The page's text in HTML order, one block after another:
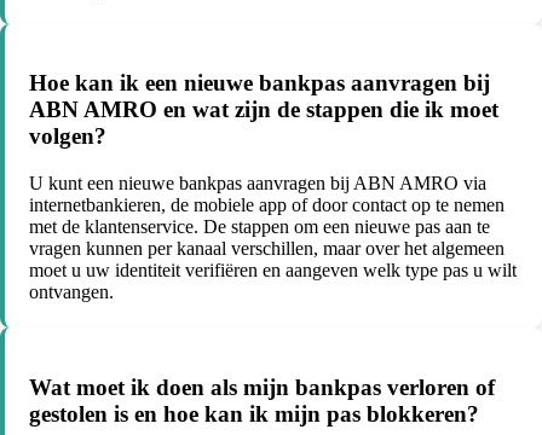
Hoe kan ik een nieuwe bankpas aanvragen bij
ABN AMRO en wat zijn de stappen die ik moet
volgen?
U kunt een nieuwe bankpas aanvragen bij ABN AMRO via
internetbankieren, de mobiele app of door contact op te nemen
met de klantenservice. De stappen om een nieuwe pas aan te
vragen kunnen per kanaal verschillen, maar over het algemeen
moet u uw identiteit verifiëren en aangeven welk type pas u wilt
ontvangen.
Wat moet ik doen als mijn bankpas verloren of
gestolen is en hoe kan ik mijn pas blokkeren?